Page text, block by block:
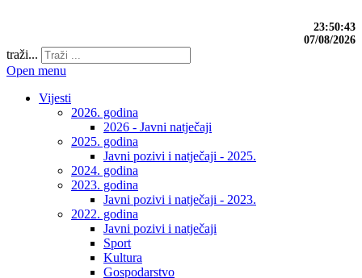
23:50:44
07/08/2026
traži...
Open menu
Vijesti
2026. godina
2026 - Javni natječaji
2025. godina
Javni pozivi i natječaji - 2025.
2024. godina
2023. godina
Javni pozivi i natječaji - 2023.
2022. godina
Javni pozivi i natječaji
Sport
Kultura
Gospodarstvo